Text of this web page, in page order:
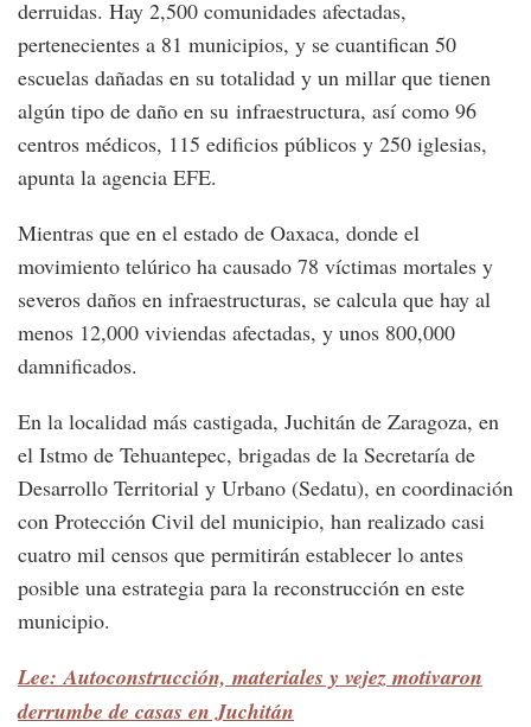
derruidas. Hay 2,500 comunidades afectadas,
pertenecientes a 81 municipios, y se cuantifican 50
escuelas dañadas en su totalidad y un millar que tienen
algún tipo de daño en su infraestructura, así como 96
centros médicos, 115 edificios públicos y 250 iglesias,
apunta la agencia EFE.
Mientras que en el estado de Oaxaca, donde el
movimiento telúrico ha causado 78 víctimas mortales y
severos daños en infraestructuras, se calcula que hay al
menos 12,000 viviendas afectadas, y unos 800,000
damnificados.
En la localidad más castigada, Juchitán de Zaragoza, en
el Istmo de Tehuantepec, brigadas de la Secretaría de
Desarrollo Territorial y Urbano (Sedatu), en coordinación
con Protección Civil del municipio, han realizado casi
cuatro mil censos que permitirán establecer lo antes
posible una estrategia para la reconstrucción en este
municipio.
Lee: Autoconstrucción, materiales y vejez motivaron
derrumbe de casas en Juchitán